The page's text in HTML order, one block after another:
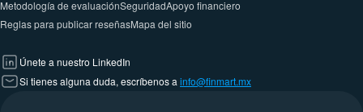
Metodología de evaluaciónSeguridadApoyo financiero
Reglas para publicar reseñasMapa del sitio
Únete a nuestro LinkedIn
Si tienes alguna duda, escríbenos a info@finmart.mx